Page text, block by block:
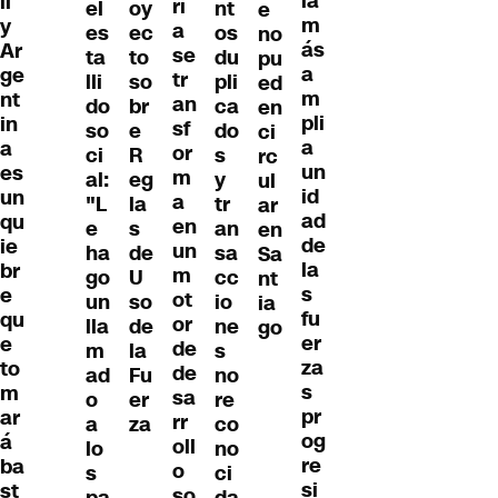
y
Ar
ge
nt
in
a
es
un
qu
ie
br
e
qu
e
to
m
ar
á
ba
st
el
es
ta
lli
do
so
ci
al:
"L
e
ha
go
un
lla
m
ad
o
a
lo
s
oy
ec
to
so
br
e
R
eg
la
s
de
U
so
de
la
Fu
er
za
rí
a
se
tr
an
sf
or
m
a
en
un
m
ot
or
de
de
sa
rr
oll
o
nt
os
du
pli
ca
do
s
y
tr
an
sa
cc
io
ne
s
no
re
co
no
ci
e
no
pu
ed
en
ci
rc
ul
ar
en
Sa
nt
ia
go
m
ás
a
m
pli
a
un
id
ad
de
la
s
fu
er
za
s
pr
og
re
si